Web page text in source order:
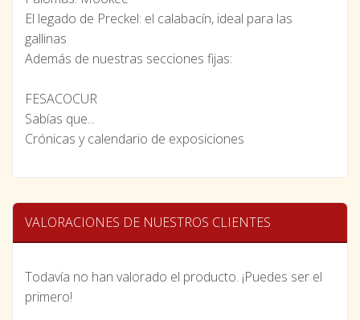
El legado de Preckel: el calabacín, ideal para las
gallinas
Además de nuestras secciones fijas:
FESACOCUR
Sabías que...
Crónicas y calendario de exposiciones
VALORACIONES DE NUESTROS CLIENTES
Todavía no han valorado el producto. ¡Puedes ser el
primero!